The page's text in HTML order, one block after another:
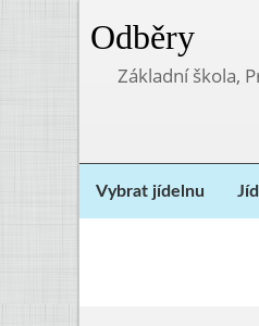
Odběry
Základní škola,
Vybrat jídelnu